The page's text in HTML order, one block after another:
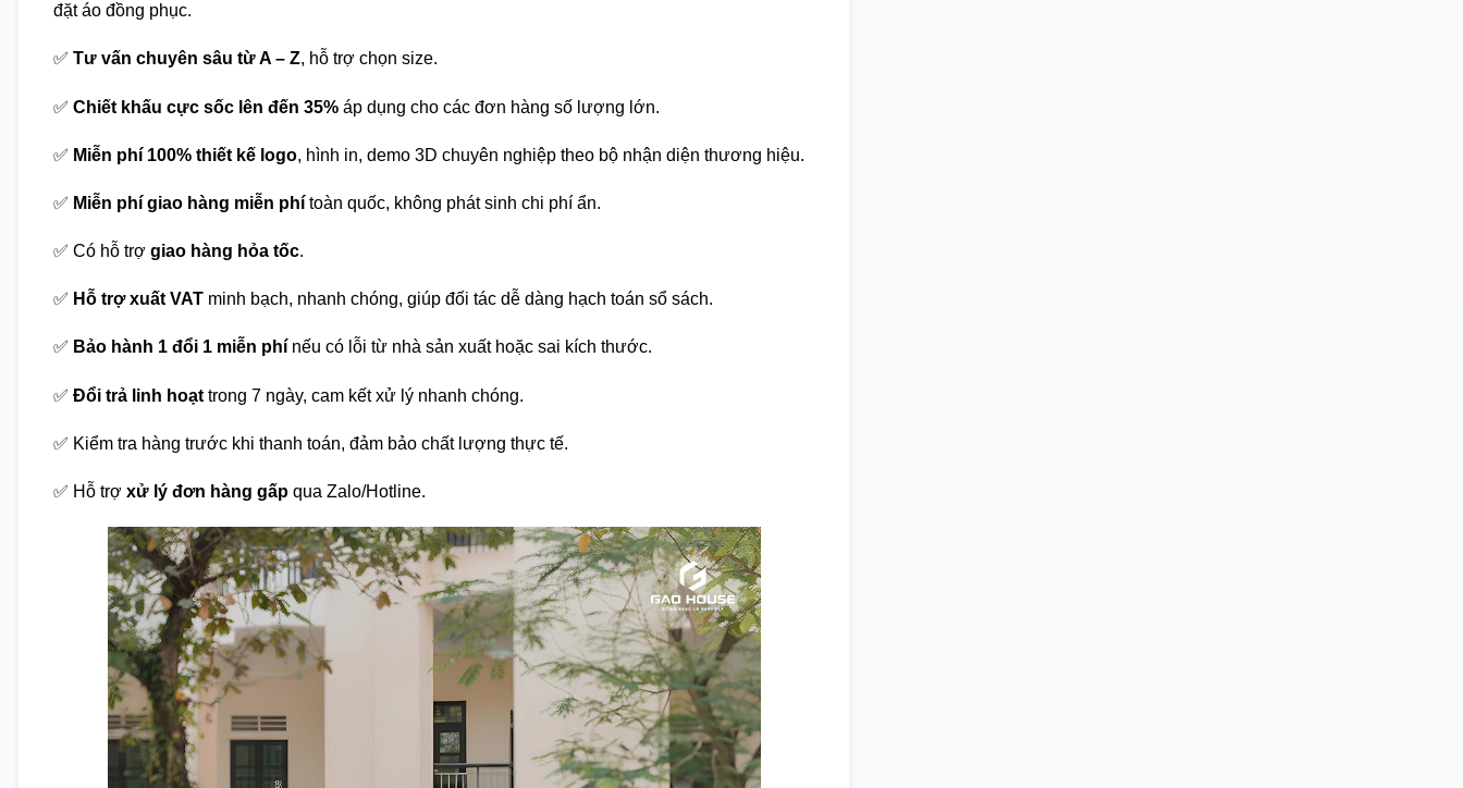
đặt áo đồng phục.
✅ Tư vấn chuyên sâu từ A – Z, hỗ trợ chọn size.
✅ Chiết khấu cực sốc lên đến 35% áp dụng cho các đơn hàng số lượng lớn.
✅ Miễn phí 100% thiết kế logo, hình in, demo 3D chuyên nghiệp theo bộ nhận diện thương hiệu.
✅ Miễn phí giao hàng miễn phí toàn quốc, không phát sinh chi phí ẩn.
✅ Có hỗ trợ giao hàng hỏa tốc.
✅ Hỗ trợ xuất VAT minh bạch, nhanh chóng, giúp đối tác dễ dàng hạch toán sổ sách.
✅ Bảo hành 1 đổi 1 miễn phí nếu có lỗi từ nhà sản xuất hoặc sai kích thước.
✅ Đổi trả linh hoạt trong 7 ngày, cam kết xử lý nhanh chóng.
✅ Kiểm tra hàng trước khi thanh toán, đảm bảo chất lượng thực tế.
✅ Hỗ trợ xử lý đơn hàng gấp qua Zalo/Hotline.